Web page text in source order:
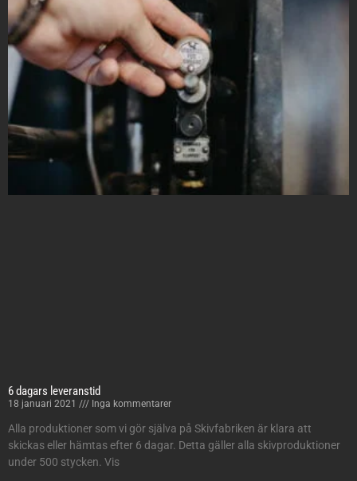
6 dagars leveranstid
18 januari 2021 Inga kommentarer
Alla produktioner som vi gör själva på Skivfabriken är klara att
skickas eller hämtas efter 6 dagar. Detta gäller alla skivproduktioner
under 500 stycken. Vis